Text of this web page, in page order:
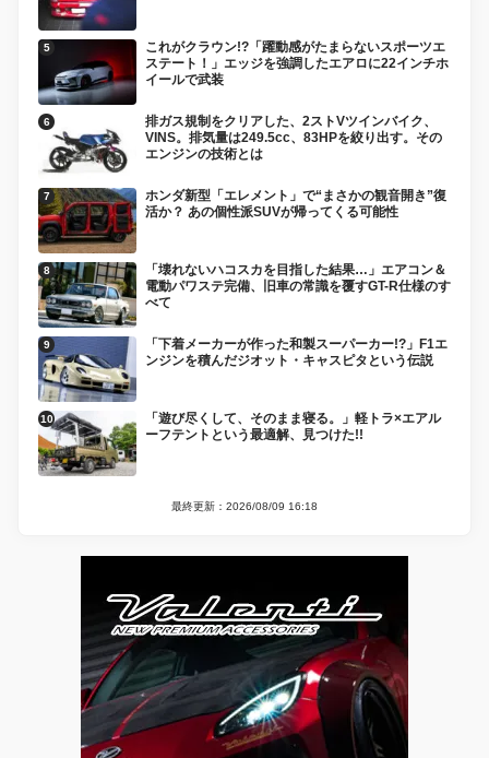
これがクラウン!?「躍動感がたまらないスポーツエ
ステート！」エッジを強調したエアロに22インチホ
イールで武装
排ガス規制をクリアした、2ストVツインバイク、
VINS。排気量は249.5cc、83HPを絞り出す。その
エンジンの技術とは
ホンダ新型「エレメント」で“まさかの観音開き”復
活か？ あの個性派SUVが帰ってくる可能性
「壊れないハコスカを目指した結果…」エアコン＆
電動パワステ完備、旧車の常識を覆すGT-R仕様のす
べて
「下着メーカーが作った和製スーパーカー!?」F1エ
ンジンを積んだジオット・キャスピタという伝説
「遊び尽くして、そのまま寝る。」軽トラ×エアル
ーフテントという最適解、見つけた!!
最終更新：2026/08/09 16:18